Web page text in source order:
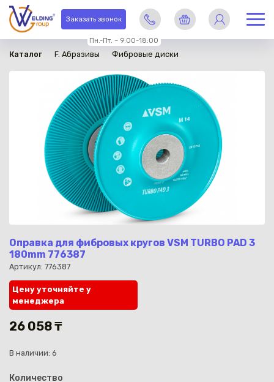
Заказать звонок
Пн.-Пт. – 9:00-18:00
Каталог F. Абразивы Фибровые диски
Оправка для фибровых кругов VSM TURBO PAD 3
180mm 776387
Артикул: 776387
в наличии
Цену уточняйте у
менеджера
26 058 ₸
В наличии: 6
Количество